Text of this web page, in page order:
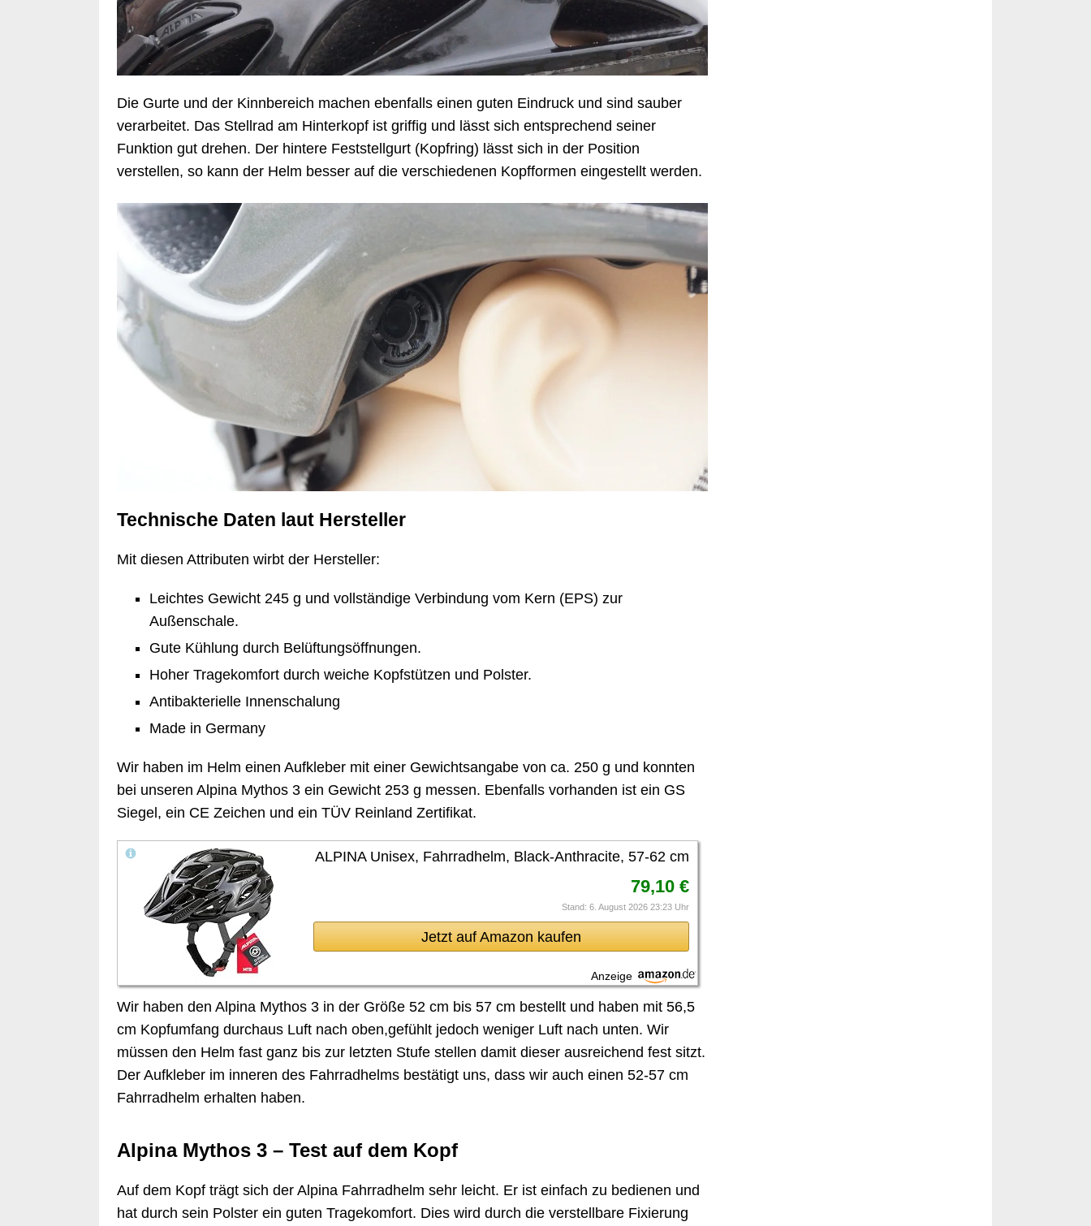
Die Gurte und der Kinnbereich machen ebenfalls einen guten Eindruck und sind sauber
verarbeitet. Das Stellrad am Hinterkopf ist griffig und lässt sich entsprechend seiner
Funktion gut drehen. Der hintere Feststellgurt (Kopfring) lässt sich in der Position
verstellen, so kann der Helm besser auf die verschiedenen Kopfformen eingestellt werden.
Technische Daten laut Hersteller
Mit diesen Attributen wirbt der Hersteller:
Leichtes Gewicht 245 g und vollständige Verbindung vom Kern (EPS) zur
Außenschale.
Gute Kühlung durch Belüftungsöffnungen.
Hoher Tragekomfort durch weiche Kopfstützen und Polster.
Antibakterielle Innenschalung
Made in Germany
Wir haben im Helm einen Aufkleber mit einer Gewichtsangabe von ca. 250 g und konnten
bei unseren Alpina Mythos 3 ein Gewicht 253 g messen. Ebenfalls vorhanden ist ein GS
Siegel, ein CE Zeichen und ein TÜV Reinland Zertifikat.
ALPINA Unisex, Fahrradhelm, Black-Anthracite, 57-62 cm
79,10 €
Stand: 6. August 2026 23:23 Uhr
Jetzt auf Amazon kaufen
Anzeige
Wir haben den Alpina Mythos 3 in der Größe 52 cm bis 57 cm bestellt und haben mit 56,5
cm Kopfumfang durchaus Luft nach oben,gefühlt jedoch weniger Luft nach unten. Wir
müssen den Helm fast ganz bis zur letzten Stufe stellen damit dieser ausreichend fest sitzt.
Der Aufkleber im inneren des Fahrradhelms bestätigt uns, dass wir auch einen 52-57 cm
Fahrradhelm erhalten haben.
Alpina Mythos 3 – Test auf dem Kopf
Auf dem Kopf trägt sich der Alpina Fahrradhelm sehr leicht. Er ist einfach zu bedienen und
hat durch sein Polster ein guten Tragekomfort. Dies wird durch die verstellbare Fixierung